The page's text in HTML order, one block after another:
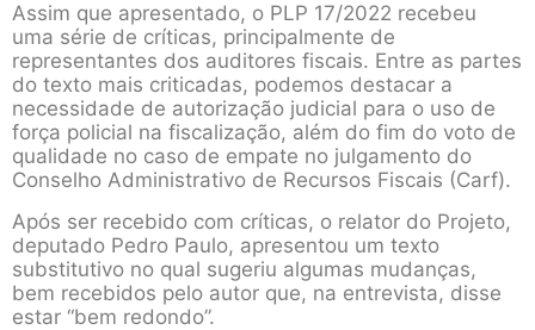
Assim que apresentado, o PLP 17/2022 recebeu
uma série de críticas, principalmente de
representantes dos auditores fiscais. Entre as partes
do texto mais criticadas, podemos destacar a
necessidade de autorização judicial para o uso de
força policial na fiscalização, além do fim do voto de
qualidade no caso de empate no julgamento do
Conselho Administrativo de Recursos Fiscais (Carf).
Após ser recebido com críticas, o relator do Projeto,
deputado Pedro Paulo, apresentou um texto
substitutivo no qual sugeriu algumas mudanças,
bem recebidos pelo autor que, na entrevista, disse
estar “bem redondo”.